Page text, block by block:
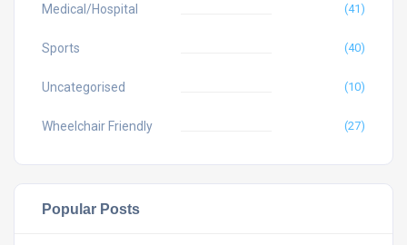
Medical/Hospital (41)
Sports (40)
Uncategorised (10)
Wheelchair Friendly (27)
Popular Posts